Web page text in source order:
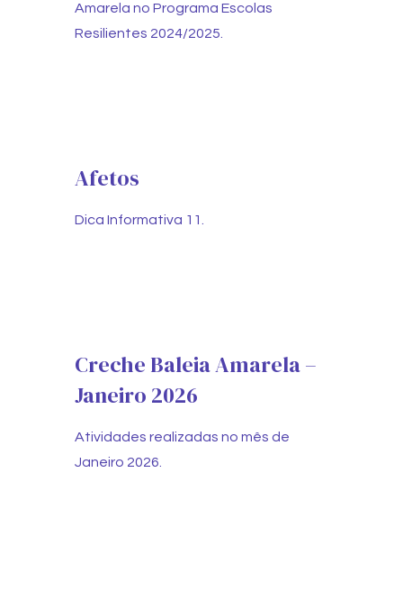
Amarela no Programa Escolas
Resilientes 2024/2025.
Afetos
Dica Informativa 11.
Creche Baleia Amarela –
Janeiro 2026
Atividades realizadas no mês de
Janeiro 2026.